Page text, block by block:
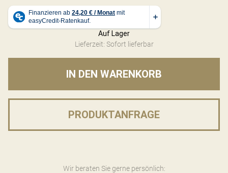
Auf Lager
Lieferzeit: Sofort lieferbar
IN DEN WARENKORB
PRODUKTANFRAGE
Wir beraten Sie gerne persönlich: